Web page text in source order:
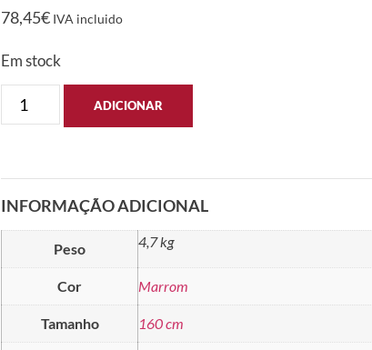
78,45€ IVA incluido
Em stock
ADICIONAR
INFORMAÇÃO ADICIONAL
Peso 4,7 kg
Cor Marrom
Tamanho 160 cm